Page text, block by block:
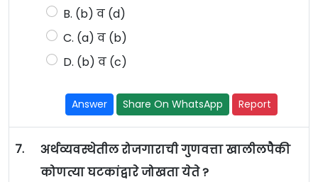
B. (b) व (d)
C. (a) व (b)
D. (b) व (c)
Answer Share On WhatsApp Report
7.
अर्थव्यवस्थेतील रोजगाराची गुणवत्ता खालीलपैकी
कोणत्या घटकांद्वारे जोखता येते ?